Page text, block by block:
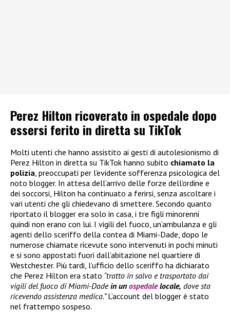
Perez Hilton ricoverato in ospedale dopo
essersi ferito in diretta su TikTok
Molti utenti che hanno assistito ai gesti di autolesionismo di
Perez Hilton in diretta su TikTok hanno subito chiamato la
polizia , preoccupati per l’evidente sofferenza psicologica del
noto blogger. In attesa dell’arrivo delle forze dell’ordine e
dei soccorsi, Hilton ha continuato a ferirsi, senza ascoltare i
vari utenti che gli chiedevano di smettere. Secondo quanto
riportato il blogger era solo in casa, i tre figli minorenni
quindi non erano con lui. I vigili del fuoco, un’ambulanza e gli
agenti dello sceriffo della contea di Miami-Dade, dopo le
numerose chiamate ricevute sono intervenuti in pochi minuti
e si sono appostati fuori dall’abitazione nel quartiere di
Westchester. Più tardi, l’ufficio dello sceriffo ha dichiarato
che Perez Hilton era stato “tratto in salvo e trasportato dai
vigili del fuoco di Miami-Dadein un ospedalelocale, dove sta
ricevendo assistenza medica.”L’account del blogger è stato
nel frattempo sospeso.